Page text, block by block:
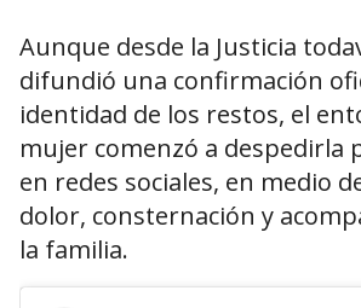
Aunque desde la Justicia
difundió una confirmación
identidad de los restos, el
mujer comenzó a despedirla
en redes sociales, en medio
dolor, consternación y
la familia.